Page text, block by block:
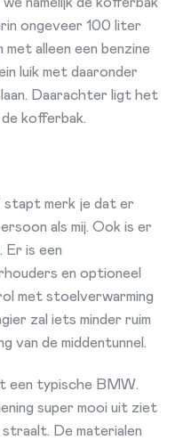
ongeveer 100 liter
met alleen een benzine
luik met daaronder
Daarachter ligt het
kofferbak.
stapt merk je dat er
als mij. Ook is er
Er is een
en optioneel
met stoelverwarming
zal iets minder ruim
van de middentunnel.
een typische BMW.
super mooi uit ziet
De materialen